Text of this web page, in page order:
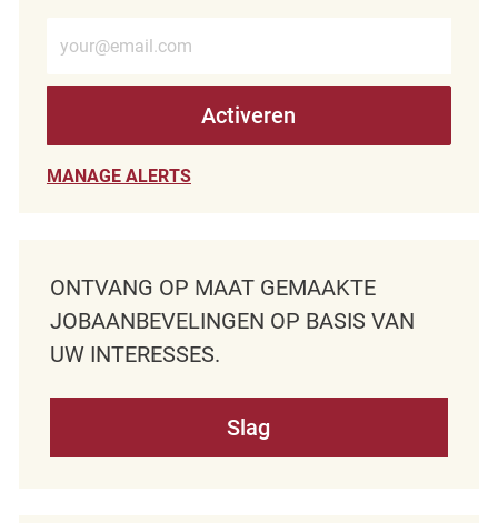
Activeren
MANAGE ALERTS
ONTVANG OP MAAT GEMAAKTE
JOBAANBEVELINGEN OP BASIS VAN
UW INTERESSES.
Slag